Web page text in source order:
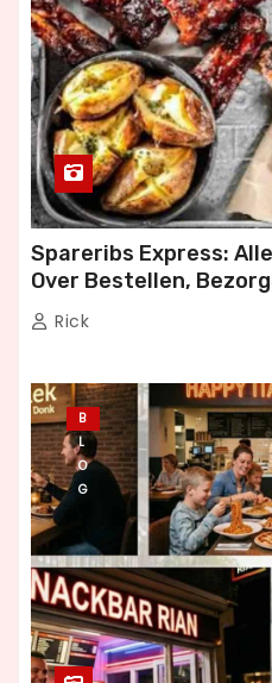
Spareribs Express:
Over Bestellen,
Rick
B
L
O
G